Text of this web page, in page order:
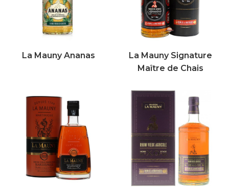
La Mauny Ananas
La Mauny Signature
Maître de Chais